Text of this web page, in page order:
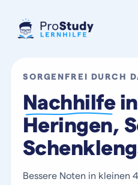
SORGENFREI DURCH
Nachhilfein
Heringen,
Bessere Noten in kleinen